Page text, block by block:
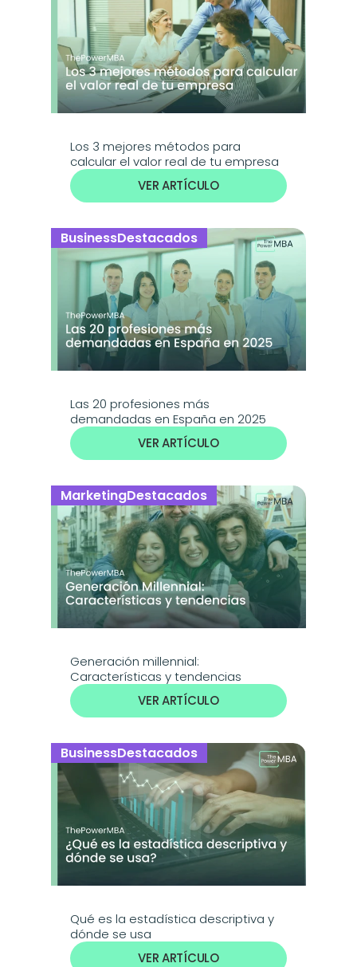
Los 3 mejores métodos para
calcular el valor real de tu empresa
VER ARTÍCULO
BusinessDestacados
Las 20 profesiones más
demandadas en España en 2025
VER ARTÍCULO
MarketingDestacados
Generación millennial:
Características y tendencias
VER ARTÍCULO
BusinessDestacados
Qué es la estadística descriptiva y
dónde se usa
VER ARTÍCULO